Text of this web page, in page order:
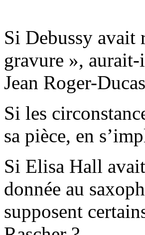
Si Debussy avait
gravure »,
Jean Roger-
Si les
sa pièce, en
Si Elisa Hall
donnée au
supposent